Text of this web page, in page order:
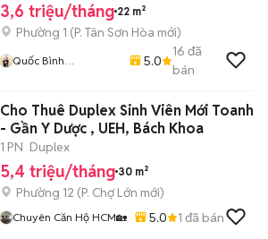
3,6 triệu/tháng 22 m²
Phường 1 (P. Tân Sơn Hòa mới)
Quốc Bình
5.0
16 đã
bán
Cho Thuê Duplex Sinh Viên Mới Toanh
- Gần Y Dược , UEH, Bách Khoa
1 PN Duplex
5,4 triệu/tháng 30 m²
Phường 12 (P. Chợ Lớn mới)
Chuyên Căn Hộ HCM🏡 5.0 1 đã bán